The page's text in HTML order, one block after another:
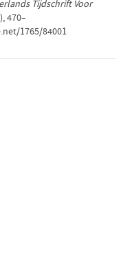
Tijdschrift Voor
470–
1765/84001